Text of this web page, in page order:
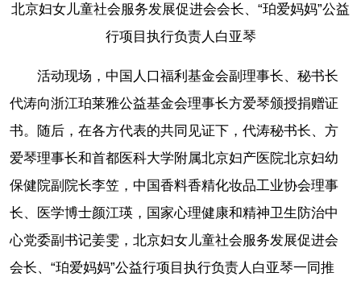
北京妇女儿童社会服务发展促进会会长、“珀爱妈妈”公益
行项目执行负责人白亚琴
活动现场，中国人口福利基金会副理事长、秘书长
代涛向浙江珀莱雅公益基金会理事长方爱琴颁授捐赠证
书。随后，在各方代表的共同见证下，代涛秘书长、方
爱琴理事长和首都医科大学附属北京妇产医院北京妇幼
保健院副院长李笠，中国香料香精化妆品工业协会理事
长、医学博士颜江瑛，国家心理健康和精神卫生防治中
心党委副书记姜雯，北京妇女儿童社会服务发展促进会
会长、“珀爱妈妈”公益行项目执行负责人白亚琴一同推